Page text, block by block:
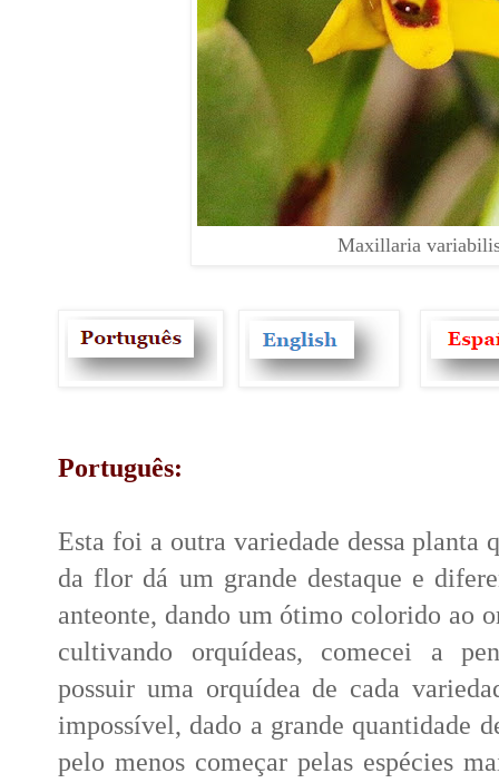
Maxillaria
Português:
Esta foi a outra variedade dessa planta
da flor dá um grande destaque e
anteonte, dando um ótimo colorido ao
cultivando orquídeas, comecei a
possuir uma orquídea de cada
impossível, dado a grande quantidade
pelo menos começar pelas espécies